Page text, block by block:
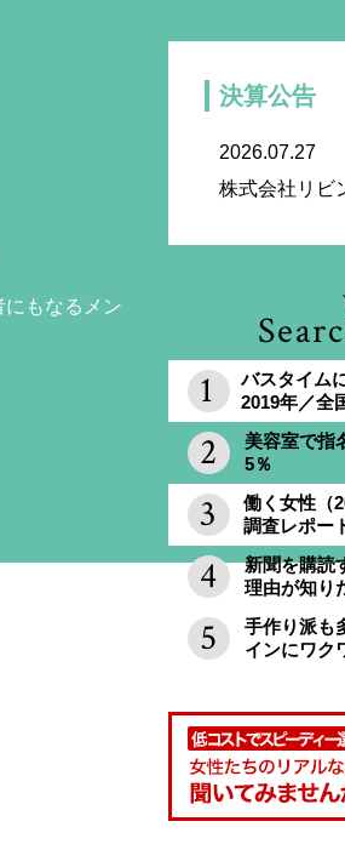
決算公告
2026.07.27
株式会社リビ
バスタイム
2019年／全
美容室で指
5％
働く女性（
調査レポー
新聞を購読
理由が知り
手作り派も
インにワ
もなるメン